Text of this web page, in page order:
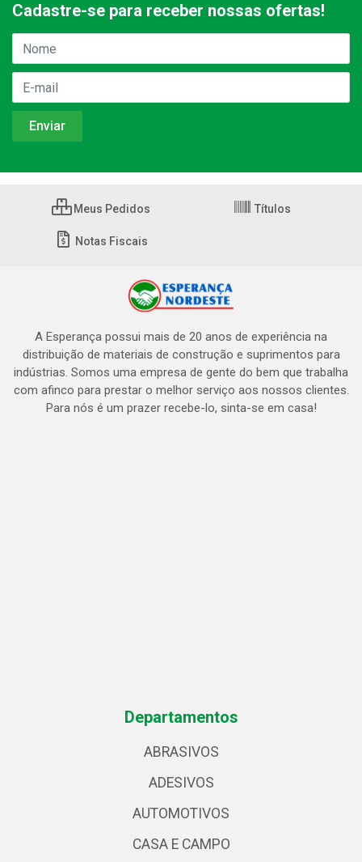
Cadastre-se para receber nossas ofertas!
Meus Pedidos Títulos
Notas Fiscais
A Esperança possui mais de 20 anos de experiência na
distribuição de materiais de construção e suprimentos para
indústrias. Somos uma empresa de gente do bem que trabalha
com afinco para prestar o melhor serviço aos nossos clientes.
Para nós é um prazer recebe-lo, sinta-se em casa!
Departamentos
ABRASIVOS
ADESIVOS
AUTOMOTIVOS
CASA E CAMPO